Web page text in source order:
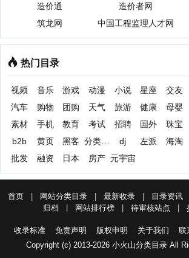
造价通
造价者网
筑龙网
中国工程监理人才网
热门目录
视频 音乐 游戏 动漫 小说 星座 交友
汽车
购物 团购 天气 旅游 健康 母婴
素材
手机 教育 考试 招聘 国外 珠宝
b2b
黄页 黑客 分类信息 dj 左派 海淘
批发
融资 日本 房产 元宇宙
首页 网站分类目录 最新收录 目录资讯
归档
网站排行榜 待审核站点
收录标准 免责声明 版权申明 关于我们 联
Copyright (c) 2013-2026 小火山分类目录 All